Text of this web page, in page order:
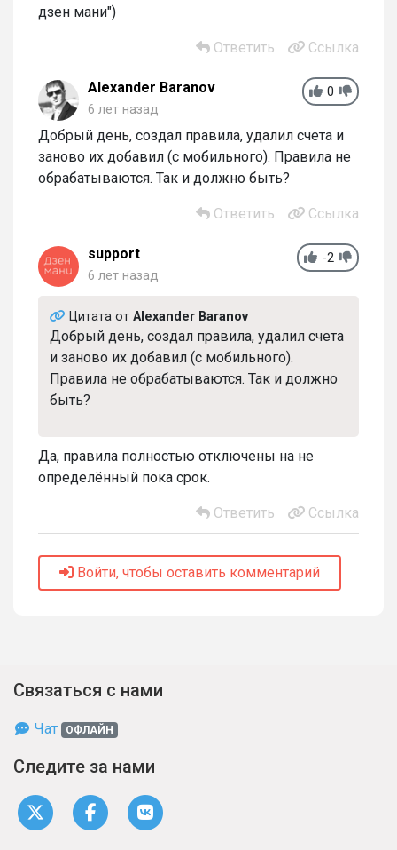
дзен мани")
Ответить Ссылка
0
Alexander Baranov
6 лет назад
Добрый день, создал правила, удалил счета и
заново их добавил (с мобильного). Правила не
обрабатываются. Так и должно быть?
Ответить Ссылка
-2
support
6 лет назад
Цитата от Alexander Baranov
Добрый день, создал правила, удалил счета
и заново их добавил (с мобильного).
Правила не обрабатываются. Так и должно
быть?
Да, правила полностью отключены на не
определённый пока срок.
Ответить Ссылка
Войти, чтобы оставить комментарий
Связаться с нами
Чат ОФЛАЙН
Следите за нами